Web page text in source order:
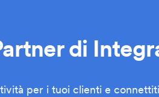
di
per i tuoi clienti e